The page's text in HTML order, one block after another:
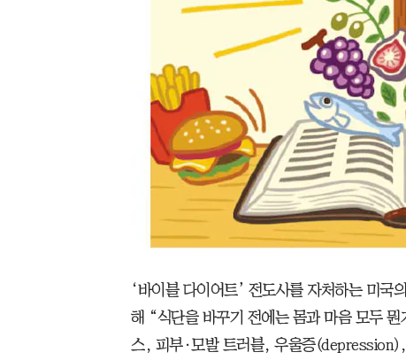
‘바이블 다이어트’ 전도사를 자처하는 미국
해 “식단을 바꾸기 전에는 몸과 마음 모두
스, 피부·모발 트러블, 우울증